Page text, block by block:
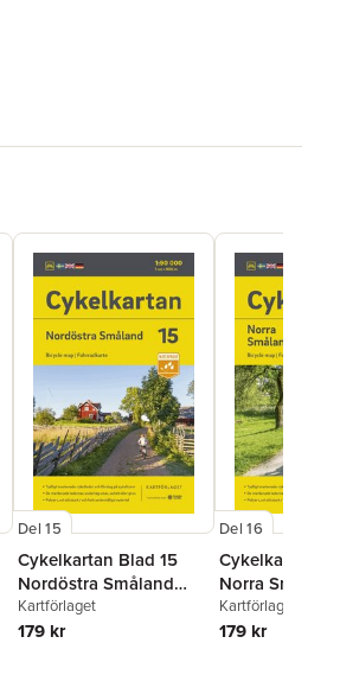
Del 15
Cykelkartan Blad 15
Nordöstra Småland
2023-2025
Kartförlaget
179 kr
Del 16
Cykelkartan
Norra
2023-2025
Kartförlaget
179 kr